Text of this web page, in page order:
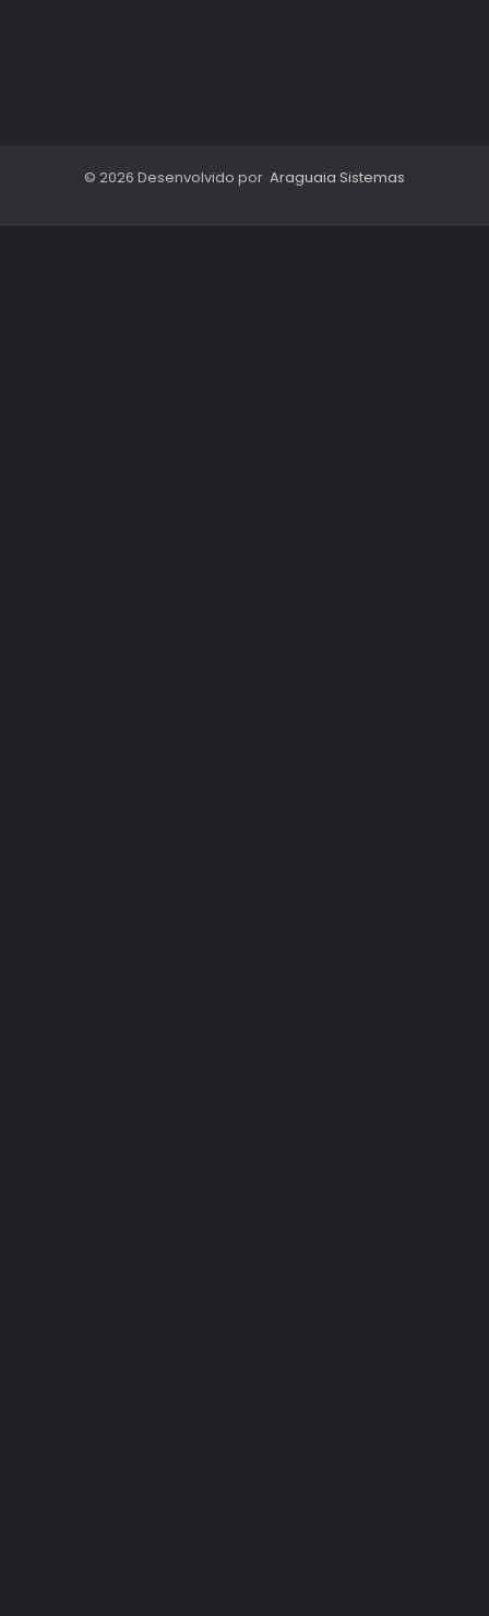
© 2026 Desenvolvido por Araguaia Sistemas